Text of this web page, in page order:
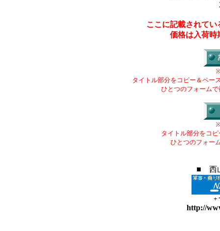
ここに記載されて
価格は入荷時
タイトル部分をコピー＆ペー
ひとつのフォーム
タイトル部分をコ
ひとつのフォー
■ 西
+
http://